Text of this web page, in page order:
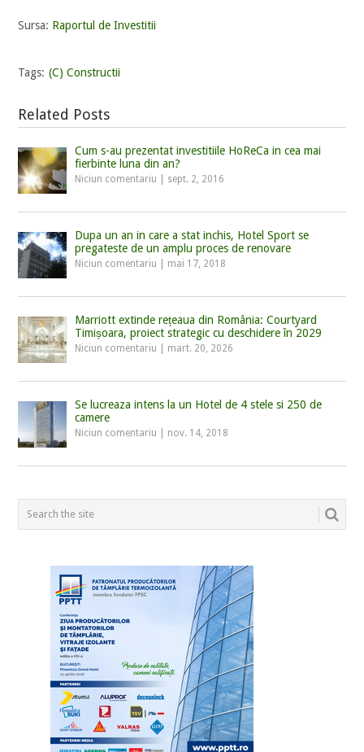
Sursa: Raportul de Investitii
Tags: (C) Constructii
Related Posts
Cum s-au prezentat investitiile HoReCa in cea mai
fierbinte luna din an?
Niciun comentariu sept. 2, 2016
Dupa un an in care a stat inchis, Hotel Sport se
pregateste de un amplu proces de renovare
Niciun comentariu mai 17, 2018
Marriott extinde rețeaua din România: Courtyard
Timișoara, proiect strategic cu deschidere în 2029
Niciun comentariu mart. 20, 2026
Se lucreaza intens la un Hotel de 4 stele si 250 de
camere
Niciun comentariu nov. 14, 2018